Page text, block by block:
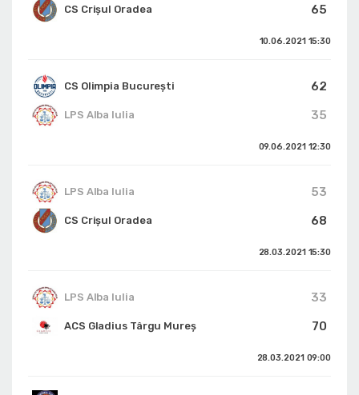
65
CS Crișul Oradea
10.06.2021 15:30
CS Olimpia București
62
35
LPS Alba Iulia
09.06.2021 12:30
LPS Alba Iulia
53
68
CS Crișul Oradea
28.03.2021 15:30
LPS Alba Iulia
33
70
ACS Gladius Târgu Mureș
28.03.2021 09:00